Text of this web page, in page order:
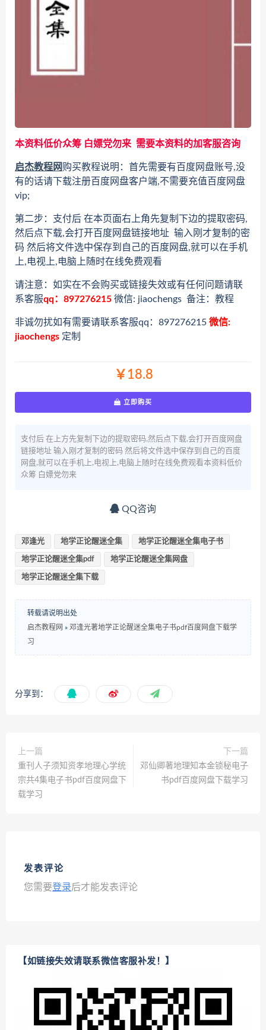
本资料低价众筹 白嫖党勿来 需要本资料的加客服咨询
启杰教程网购买教程说明：首先需要有百度网盘账号,没
有的话请下载注册百度网盘客户端,不需要充值百度网盘
vip;
第二步：支付后 在本页面右上角先复制下边的提取密码,
然后点下载,会打开百度网盘链接地址 输入刚才复制的密
码 然后将文件选中保存到自己的百度网盘,就可以在手机
上,电视上,电脑上随时在线免费观看
请注意：如实在不会购买或链接失效或有任何问题请联
系客服qq：897276215 微信: jiaochengs 备注：教程
非诚勿扰如有需要请联系客服qq：897276215 微信:
jiaochengs 定制
￥18.8
立即购买
支付后 在上方先复制下边的提取密码,然后点下载,会打开百度网盘
链接地址 输入刚才复制的密码 然后将文件选中保存到自己的百度
网盘,就可以在手机上,电视上,电脑上随时在线免费观看本资料低价
众筹 白嫖党勿来
QQ咨询
邓逢光 地学正论醒迷全集 地学正论醒迷全集电子书
地学正论醒迷全集pdf 地学正论醒迷全集网盘
地学正论醒迷全集下载
转载请说明出处
启杰教程网 » 邓逢光著地学正论醒迷全集电子书pdf百度网盘下载学
习
分享到：
上一篇
重刊人子须知资孝地理心学统
宗共4集电子书pdf百度网盘下
载学习
下一篇
邓仙卿著地理知本金锁秘电子
书pdf百度网盘下载学习
发表评论
您需要登录后才能发表评论
【如链接失效请联系微信客服补发！】